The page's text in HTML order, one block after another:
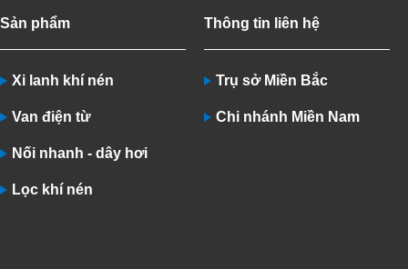
Sản phẩm
Xi lanh khí nén
Van điện từ
Nối nhanh - dây hơi
Lọc khí nén
Thông tin liên hệ
Trụ sở Miền Bắc
Chi nhánh Miền Nam